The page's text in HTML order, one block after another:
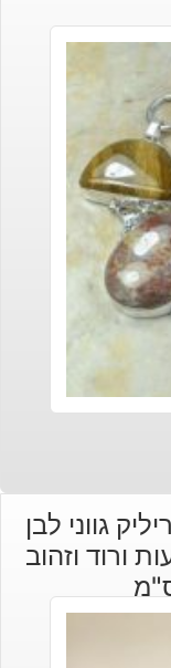
גווני לבן
ורוד וזהוב